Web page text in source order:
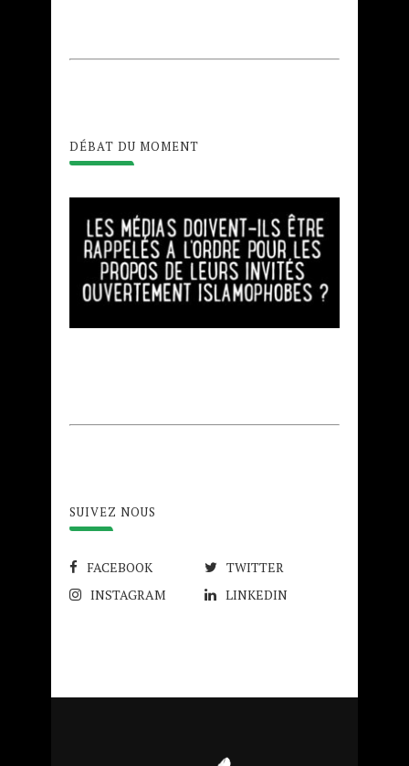
DÉBAT DU MOMENT
SUIVEZ NOUS
FACEBOOK
TWITTER
INSTAGRAM
LINKEDIN